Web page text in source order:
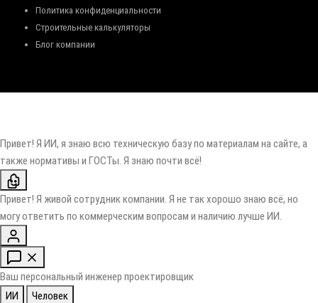
Политика конфиденциальности
Строительные калькуляторы
Блог компании
Привет! Я ИИ, я знаю всю техническую базу по материалам на сайте, а
также нормативы и ГОСТы. Я знаю почти всё!
Привет! Я живой сотрудник компании. Я не так хорошо знаю всё, но
могу ответить по коммерческим вопросам и наличию лучше ИИ.
Ваш персональный инженер проектировщик
ИИ
Человек